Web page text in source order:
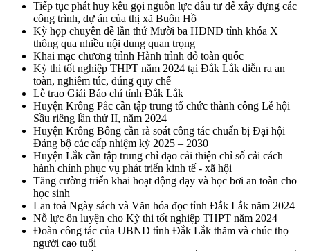
Tiếp tục phát huy kêu gọi nguồn lực đầu tư để xây dựng các
công trình, dự án của thị xã Buôn Hồ
Kỳ họp chuyên đề lần thứ Mười ba HĐND tỉnh khóa X
thông qua nhiều nội dung quan trọng
Khai mạc chương trình Hành trình đỏ toàn quốc
Kỳ thi tốt nghiệp THPT năm 2024 tại Đắk Lắk diễn ra an
toàn, nghiêm túc, đúng quy chế
Lễ trao Giải Báo chí tỉnh Đắk Lắk
Huyện Krông Pắc cần tập trung tổ chức thành công Lễ hội
Sầu riêng lần thứ II, năm 2024
Huyện Krông Bông cần rà soát công tác chuẩn bị Đại hội
Đảng bộ các cấp nhiệm kỳ 2025 – 2030
Huyện Lắk cần tập trung chỉ đạo cải thiện chỉ số cải cách
hành chính phục vụ phát triển kinh tế - xã hội
Tăng cường triển khai hoạt động dạy và học bơi an toàn cho
học sinh
Lan toả Ngày sách và Văn hóa đọc tỉnh Đắk Lắk năm 2024
Nỗ lực ôn luyện cho Kỳ thi tốt nghiệp THPT năm 2024
Đoàn công tác của UBND tỉnh Đắk Lắk thăm và chúc thọ
người cao tuổi